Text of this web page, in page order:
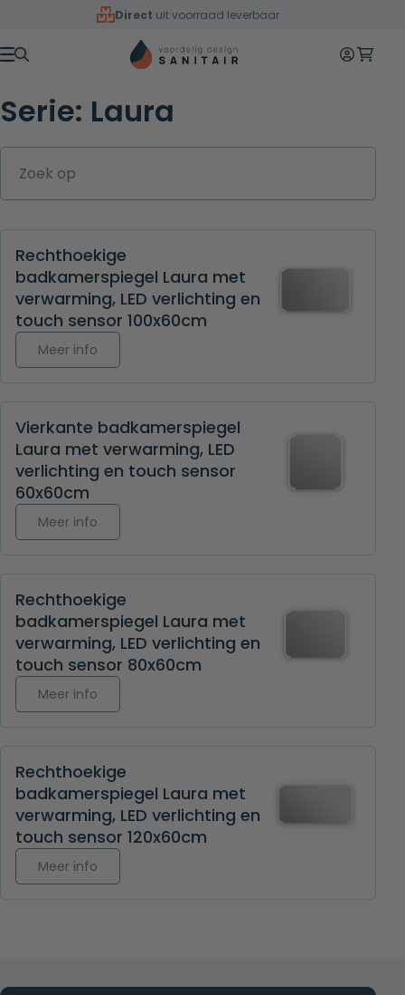
Overslaan naar inhoud
Direct uit voorraad leverbaar
Menu
Mijn
Serie: Laura
Rechthoekige
badkamerspiegel Laura met
verwarming, LED verlichting en
touch sensor 100x60cm
Meer info
Vierkante badkamerspiegel
Laura met verwarming, LED
verlichting en touch sensor
60x60cm
Meer info
Rechthoekige
badkamerspiegel Laura met
verwarming, LED verlichting en
touch sensor 80x60cm
Meer info
Rechthoekige
badkamerspiegel Laura met
verwarming, LED verlichting en
touch sensor 120x60cm
Meer info